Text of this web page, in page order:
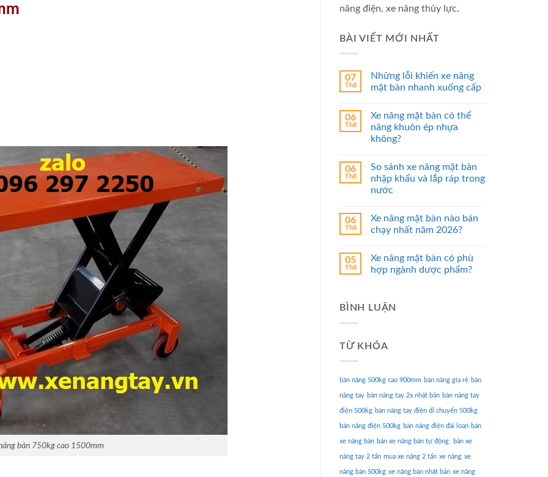
bàn 750kg cao 1500mm
nâng điện, xe nâng thủy lực.
BÀI VIẾT MỚI NHẤT
07
Th8
Những lỗi khiến xe nâng
mặt bàn nhanh xuống cấp
06
Th8
Xe nâng mặt bàn có thể
nâng khuôn ép nhựa
không?
06
Th8
So sánh xe nâng mặt bàn
nhập khẩu và lắp ráp trong
nước
06
Th8
Xe nâng mặt bàn nào bán
chạy nhất năm 2026?
05
Th8
Xe nâng mặt bàn có phù
hợp ngành dược phẩm?
BÌNH LUẬN
TỪ KHÓA
bàn nâng 500kg cao 900mm bàn nâng gía rẻ bàn
nâng tay bàn nâng tay 2x nhật bản bàn nâng tay
điện 500kg bàn nâng tay điện di chuyển 500kg
bàn nâng điện 500kg bàn nâng điện đài loan bán
xe nâng bàn bán xe nâng bán tự động. bán xe
nâng tay 2 tấn mua xe nâng 2 tấn xe nâng xe
nâng bàn 500kg xe nâng bàn nhật bản xe nâng